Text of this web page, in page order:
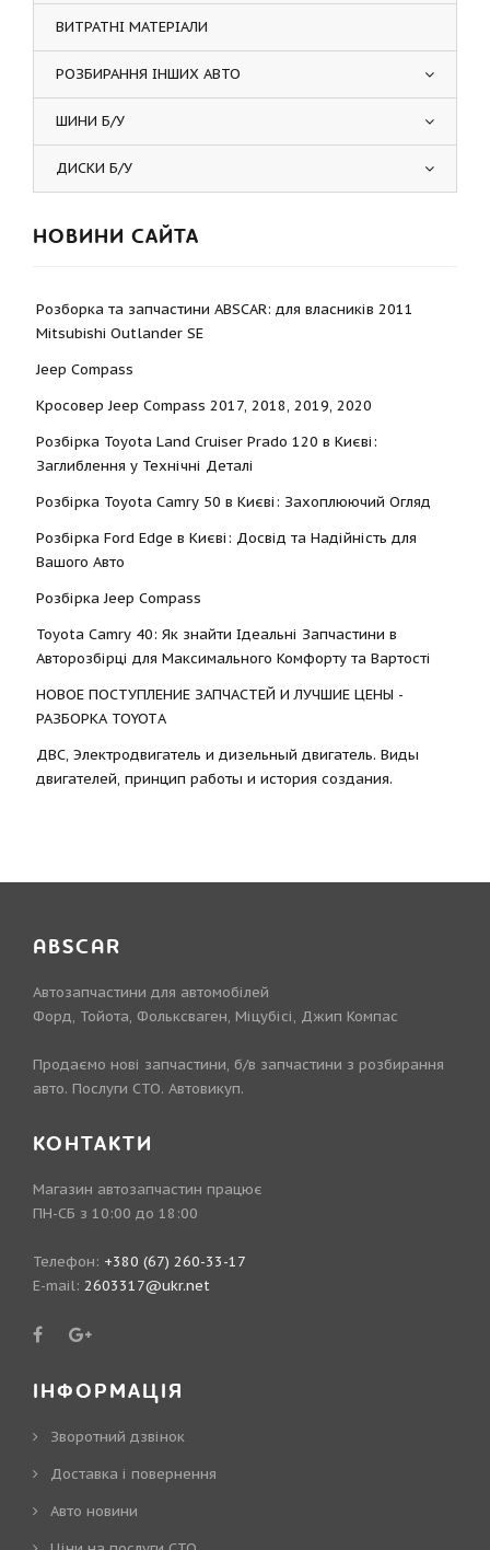
ВИТРАТНІ МАТЕРІАЛИ
РОЗБИРАННЯ ІНШИХ АВТО
ШИНИ Б/У
ДИСКИ Б/У
НОВИНИ САЙТА
Розборка та запчастини ABSCAR: для власників 2011
Mitsubishi Outlander SE
Jeep Compass
Кросовер Jeep Compass 2017, 2018, 2019, 2020
Розбірка Toyota Land Cruiser Prado 120 в Києві:
Заглиблення у Технічні Деталі
Розбірка Toyota Camry 50 в Києві: Захоплюючий Огляд
Розбірка Ford Edge в Києві: Досвід та Надійність для
Вашого Авто
Розбірка Jeep Compass
Toyota Camry 40: Як знайти Ідеальні Запчастини в
Авторозбірці для Максимального Комфорту та Вартості
НОВОЕ ПОСТУПЛЕНИЕ ЗАПЧАСТЕЙ И ЛУЧШИЕ ЦЕНЫ -
РАЗБОРКА TOYOTА
ДВС, Электродвигатель и дизельный двигатель. Виды
двигателей, принцип работы и история создания.
ABSCAR
Автозапчастини для автомобілей
Форд, Тойота, Фольксваген, Міцубісі, Джип Компас
Продаємо нові запчастини, б/в запчастини з розбирання
авто. Послуги СТО. Автовикуп.
КОНТАКТИ
Магазин автозапчастин працює
ПН-СБ з 10:00 до 18:00
Телефон: +380 (67) 260-33-17
E-mail: 2603317@ukr.net
ІНФОРМАЦІЯ
Зворотний дзвінок
Доставка і повернення
Авто новини